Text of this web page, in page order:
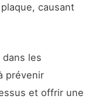
causant
les
prévenir
et offrir une